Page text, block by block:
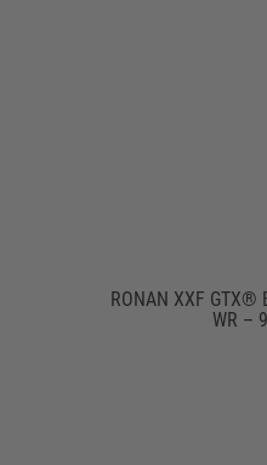
RONAN XXF GTX®
WR –